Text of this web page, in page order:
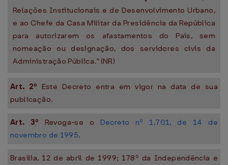
Relações Institucionais e de Desenvolvimento Urbano,
e ao Chefe da Casa Militar da Presidência da República
para autorizarem os afastamentos do País, sem
nomeação ou designação, dos servidores civis da
Administração Pública." (NR)
Art. 2º Este Decreto entra em vigor na data de sua
publicação.
Art. 3º Revoga-se o Decreto nº 1.701, de 14 de
novembro de 1995.
Brasília, 12 de abril de 1999; 178º da Independência e